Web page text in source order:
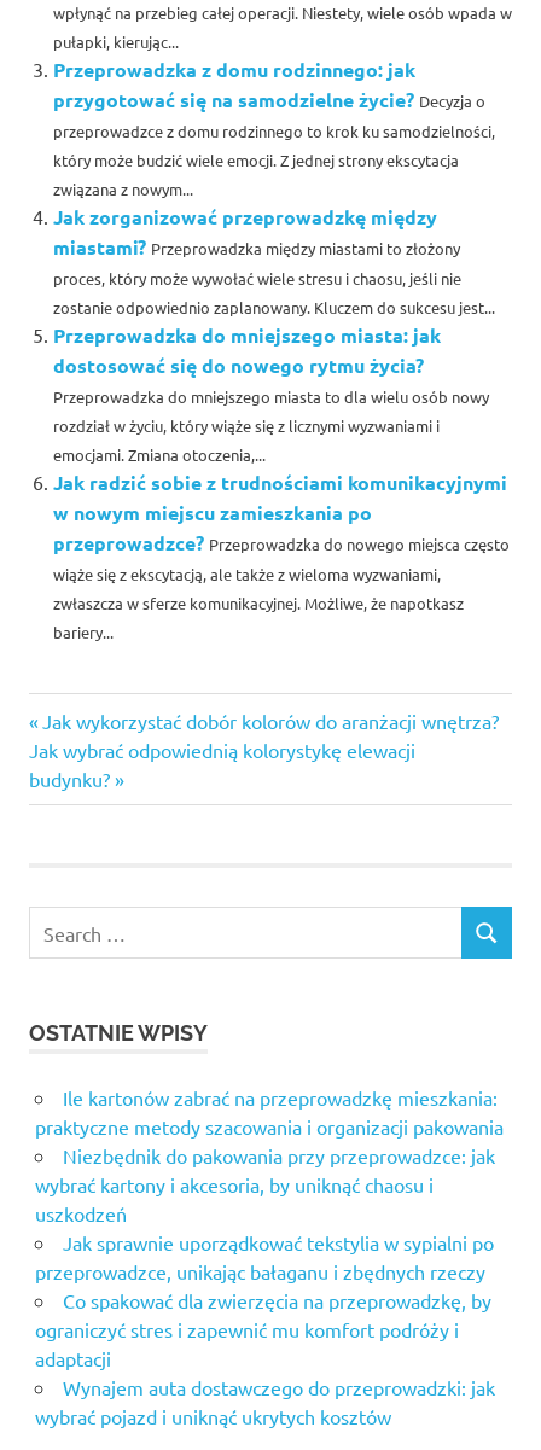
wpłynąć na przebieg całej operacji. Niestety, wiele osób wpada w
pułapki, kierując...
Przeprowadzka z domu rodzinnego: jak
przygotować się na samodzielne życie? Decyzja o
przeprowadzce z domu rodzinnego to krok ku samodzielności,
który może budzić wiele emocji. Z jednej strony ekscytacja
związana z nowym...
Jak zorganizować przeprowadzkę między
miastami? Przeprowadzka między miastami to złożony
proces, który może wywołać wiele stresu i chaosu, jeśli nie
zostanie odpowiednio zaplanowany. Kluczem do sukcesu jest...
Przeprowadzka do mniejszego miasta: jak
dostosować się do nowego rytmu życia?
Przeprowadzka do mniejszego miasta to dla wielu osób nowy
rozdział w życiu, który wiąże się z licznymi wyzwaniami i
emocjami. Zmiana otoczenia,...
Jak radzić sobie z trudnościami komunikacyjnymi
w nowym miejscu zamieszkania po
przeprowadzce? Przeprowadzka do nowego miejsca często
wiąże się z ekscytacją, ale także z wieloma wyzwaniami,
zwłaszcza w sferze komunikacyjnej. Możliwe, że napotkasz
bariery...
Nawigacja
wpisu
Previous
Post:
Jak wykorzystać dobór kolorów do aranżacji wnętrza?
Next
Post:
Jak wybrać odpowiednią kolorystykę elewacji
budynku?
for:
SEARCH
OSTATNIE WPISY
Ile kartonów zabrać na przeprowadzkę mieszkania:
praktyczne metody szacowania i organizacji pakowania
Niezbędnik do pakowania przy przeprowadzce: jak
wybrać kartony i akcesoria, by uniknąć chaosu i
uszkodzeń
Jak sprawnie uporządkować tekstylia w sypialni po
przeprowadzce, unikając bałaganu i zbędnych rzeczy
Co spakować dla zwierzęcia na przeprowadzkę, by
ograniczyć stres i zapewnić mu komfort podróży i
adaptacji
Wynajem auta dostawczego do przeprowadzki: jak
wybrać pojazd i uniknąć ukrytych kosztów